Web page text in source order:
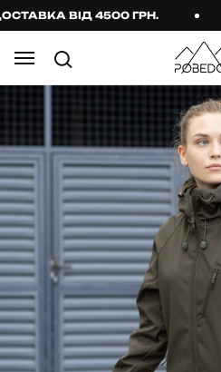
ВІД 4500 ГРН.